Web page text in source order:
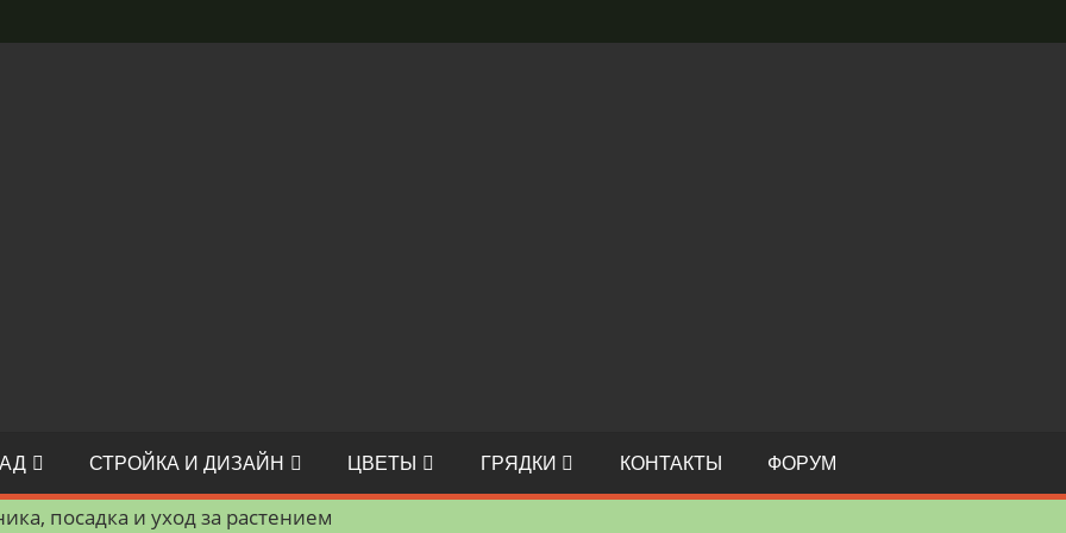
СТРОЙКА И ДИЗАЙН ЦВЕТЫ ГРЯДКИ КОНТАКТЫ ФОРУМ
посадка и уход за растением